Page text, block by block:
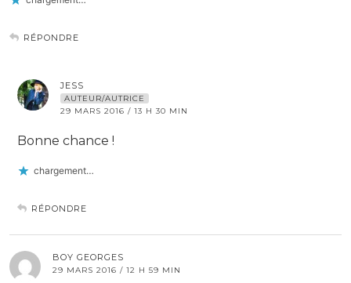
RÉPONDRE
JESS
AUTEUR/AUTRICE
29 MARS 2016 / 13 H 30 MIN
Bonne chance !
chargement…
RÉPONDRE
BOY GEORGES
29 MARS 2016 / 12 H 59 MIN